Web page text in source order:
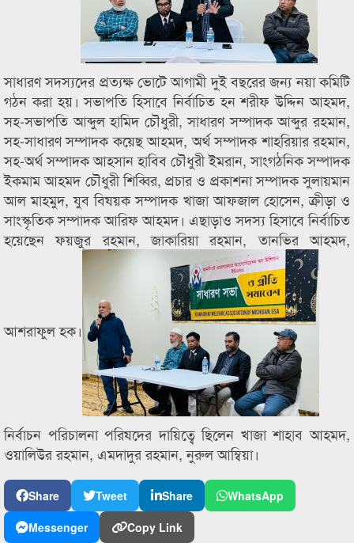
সাধারণ সদস্যদের প্রত্যক্ষ ভোটে আগামী দুই বছরের জন্য নয়া কমিটি
গঠন করা হয়। সভাপতি হিসাবে নির্বাচিত হন শরীফ উদ্দিন আহমদ,
সহ-সভাপতি আব্দুল হামিদ চৌধুরী, সাধারণ সম্পাদক আব্দুর রহমান,
সহ-সাধারণ সম্পাদক কয়েছ আহমদ, অর্থ সম্পাদক শাহরিয়ার রহমান,
সহ-অর্থ সম্পাদক আহসান হাবিব চৌধুরী ইমরান, সাংগঠনিক সম্পাদক
ইকমাম আহমদ চৌধুরী শিব্বির, প্রচার ও প্রকাশনা সম্পাদক সুলায়মান
আল মাহমুদ, যুব বিষয়ক সম্পাদক খাজা আফজাল হোসেন, ক্রীড়া ও
সাংস্কৃতিক সম্পাদক আরিফ আহমদ। এছাড়াও সদস্য হিসাবে নির্বাচিত
হয়েছেন ফয়জুর রহমান, জাকারিয়া রহমান, তানভির আহমদ,
আশরাফুল হক।
নির্বাচন পরিচালনা পরিষদের দায়িত্বে ছিলেন খাজা শাহাব আহমদ,
ওয়ালিউর রহমান, এমদাদুর রহমান, নুরুল আম্বিয়া।
Share Tweet Share
WhatsApp
Messenger
Copy Link